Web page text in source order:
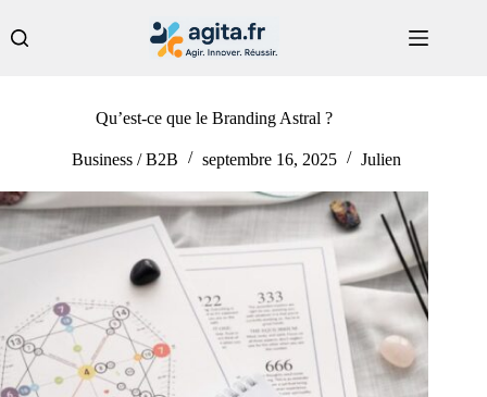
au
contenu
Qu’est-ce que le Branding Astral ?
Business / B2B septembre 16, 2025 Julien